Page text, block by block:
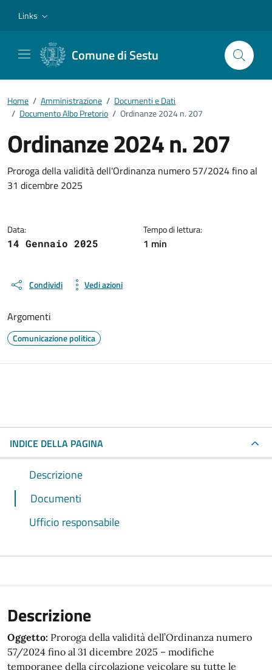
Links
Comune di Sestu
Home / Amministrazione / Documenti e Dati
/ Documento Albo Pretorio / Ordinanze 2024 n. 207
Ordinanze 2024 n. 207
Dettagli del documento
Proroga della validità dell'Ordinanza numero 57/2024 fino al
31 dicembre 2025
Data:
14 Gennaio 2025
Tempo di lettura:
1 min
Condividi Vedi azioni
Argomenti
Comunicazione politica
INDICE DELLA PAGINA
Descrizione
Documenti
Ufficio responsabile
Descrizione
Oggetto: Proroga della validità dell’Ordinanza numero
57/2024 fino al 31 dicembre 2025 – modifiche
temporanee della circolazione veicolare su tutte le